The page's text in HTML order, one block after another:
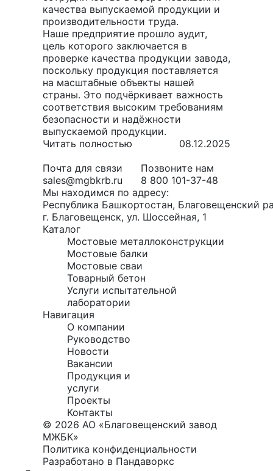
качества выпускаемой продукции и
производительности труда.
Наше предприятие прошло аудит,
цель которого заключается в
проверке качества продукции завода,
поскольку продукция поставляется
на масштабные объекты нашей
страны. Это подчёркивает важность
соответствия высоким требованиям
безопасности и надёжности
выпускаемой продукции.
Читать полностью
08.12.2025
Почта для связи
sales@mgbkrb.ru
Позвоните нам
8 800 101-37-48
Мы находимся по адресу:
Республика Башкортостан, Благовещенский
г. Благовещенск, ул. Шоссейная, 1
Каталог
Мостовые металлоконструкции
Мостовые балки
Мостовые сваи
Товарный бетон
Услуги испытательной
лаборатории
Навигация
О компании
Руководство
Новости
Вакансии
Продукция и
услуги
Проекты
Контакты
© 2026 АО «Благовещенский завод
МЖБК»
Политика конфиденциальности
Разработано в Пандаворкс